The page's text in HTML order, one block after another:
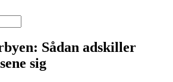
Sådan adskiller
sig